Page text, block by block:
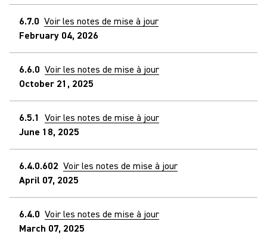
6.7.0 Voir les notes de mise à jour
February 04, 2026
6.6.0 Voir les notes de mise à jour
October 21, 2025
6.5.1 Voir les notes de mise à jour
June 18, 2025
6.4.0.602 Voir les notes de mise à jour
April 07, 2025
6.4.0 Voir les notes de mise à jour
March 07, 2025